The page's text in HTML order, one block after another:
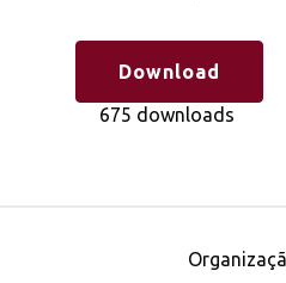
Download
675 downloads